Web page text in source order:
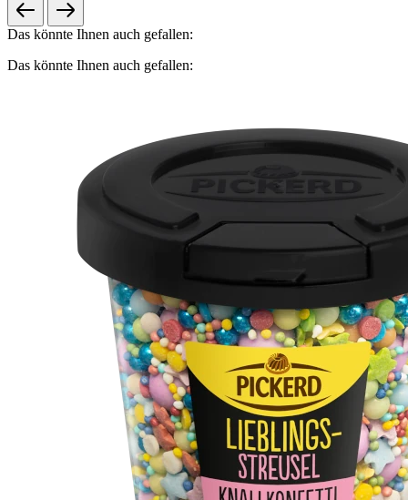
Das könnte Ihnen auch gefallen:
Das könnte Ihnen auch gefallen: